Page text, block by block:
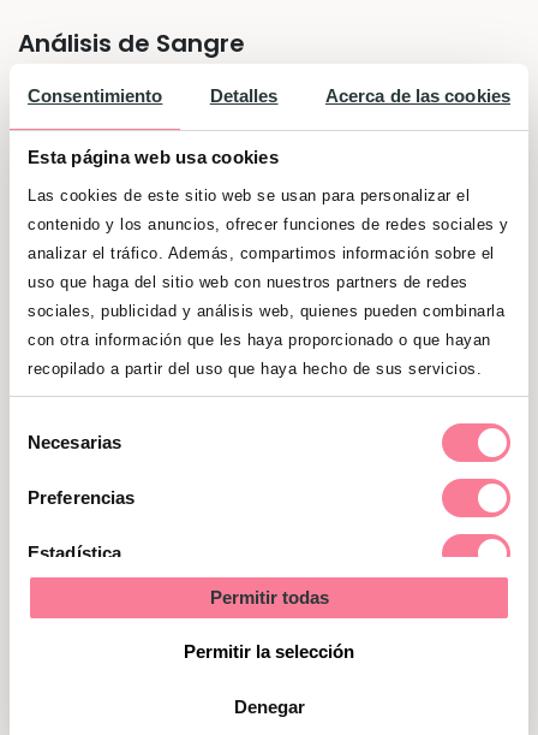
Consentimiento Detalles Acerca de las cookies
Esta página web usa cookies
Las cookies de este sitio web se usan para personalizar el
contenido y los anuncios, ofrecer funciones de redes sociales y
analizar el tráfico. Además, compartimos información sobre el
uso que haga del sitio web con nuestros partners de redes
sociales, publicidad y análisis web, quienes pueden combinarla
con otra información que les haya proporcionado o que hayan
recopilado a partir del uso que haya hecho de sus servicios.
Necesarias
Preferencias
Estadística
Permitir todas
Permitir la selección
Denegar
Análisis de Sangre
Hazte unanálisis de sangre para comprobar
que no sufres de anemia ni de otras
afecciones que puedan ser perjudiciales para
el feto.
Hacer controles médicos
Antes de quedar embarazada, averigua si has
pasado por ciertas infecciones que, en caso
de contraer durante el embarazo, pueden
hepatitis, sífilis, sida…
La vacunación
Vacúnate, en caso de que sea necesario,
contra la rubéola y la varicela.
El embarazo favorece la aparición de caries y